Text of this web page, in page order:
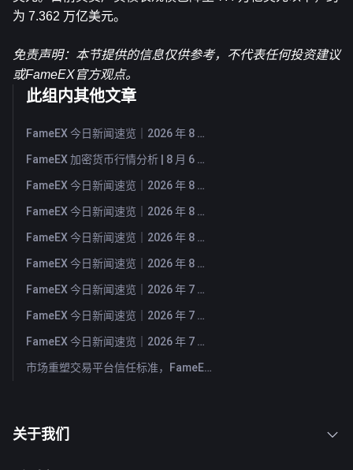
为 7.362 万亿美元。
免责声明：本节提供的信息仅供参考，不代表任何投资建议
或FameEX官方观点。
此组内其他文章
FameEX 今日新闻速览｜2026 年 8 月 7 日
FameEX 加密货币行情分析 | 8 月 6 日, 2026
FameEX 今日新闻速览｜2026 年 8 月 6 日
FameEX 今日新闻速览｜2026 年 8 月 5 日
FameEX 今日新闻速览｜2026 年 8 月 4 日
FameEX 今日新闻速览｜2026 年 8 月 3 日
FameEX 今日新闻速览｜2026 年 7 月 31 日
FameEX 今日新闻速览｜2026 年 7 月 30 日
FameEX 今日新闻速览｜2026 年 7 月 29 日
市场重塑交易平台信任标准，FameEX 以八年稳健运营持续服务全球用户
关于我们